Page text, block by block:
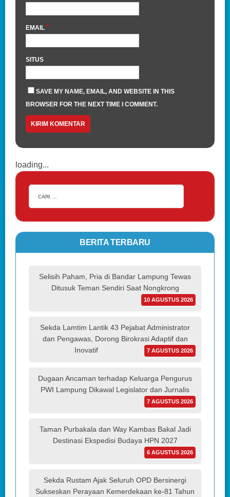
EMAIL *
SITUS
SAVE MY NAME, EMAIL, AND WEBSITE IN THIS
BROWSER FOR THE NEXT TIME I COMMENT.
loading...
BERITA TERBARU
Selisih Paham, Pria di Bandar Lampung Tewas
Ditusuk Teman Sendiri Saat Nongkrong
10 AGUSTUS 2026
Sekda Lamtim Lantik 43 Pejabat Administrator
dan Pengawas, Dorong Birokrasi Adaptif dan
Inovatif
7 AGUSTUS 2026
Dugaan Ancaman terhadap Keluarga Pengurus
PWI Lampung Dikawal Legislator dan Jurnalis
7 AGUSTUS 2026
Taman Purbakala dan Way Kambas Bakal Jadi
Destinasi Ekspedisi Budaya HPN 2027
6 AGUSTUS 2026
Sekda Rustam Ajak Seluruh OPD Bersinergi
Sukseskan Perayaan Kemerdekaan ke-81 Tahun